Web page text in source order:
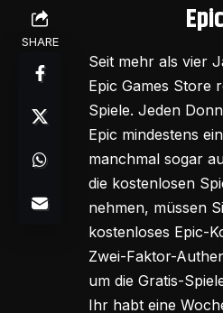
SHARE
Seit mehr als vier
Epic Games Store
Spiele. Jeden
Epic mindestens
manchmal sogar
die kostenlosen
nehmen, müssen
kostenloses Epic-
Zwei-Faktor-
um die Gratis-
Ihr habt eine